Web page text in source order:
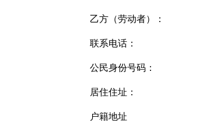
乙方（劳动者）：
联系电话：
公民身份号码：
居住住址：
户籍地址